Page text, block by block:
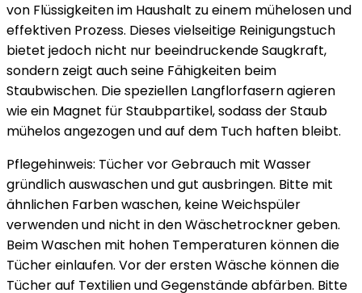
von Flüssigkeiten im Haushalt zu einem mühelosen und
effektiven Prozess. Dieses vielseitige Reinigungstuch
bietet jedoch nicht nur beeindruckende Saugkraft,
sondern zeigt auch seine Fähigkeiten beim
Staubwischen. Die speziellen Langflorfasern agieren
wie ein Magnet für Staubpartikel, sodass der Staub
mühelos angezogen und auf dem Tuch haften bleibt.
Pflegehinweis: Tücher vor Gebrauch mit Wasser
gründlich auswaschen und gut ausbringen. Bitte mit
ähnlichen Farben waschen, keine Weichspüler
verwenden und nicht in den Wäschetrockner geben.
Beim Waschen mit hohen Temperaturen können die
Tücher einlaufen. Vor der ersten Wäsche können die
Tücher auf Textilien und Gegenstände abfärben. Bitte